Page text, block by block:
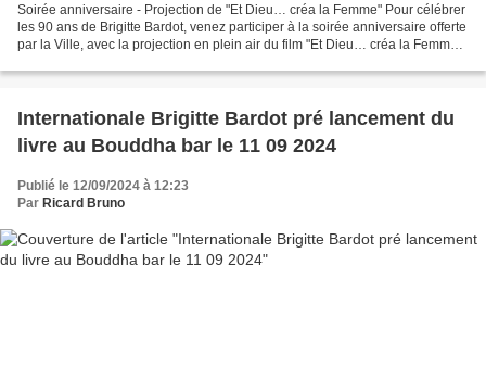
Soirée anniversaire - Projection de "Et Dieu… créa la Femme" Pour célébrer
les 90 ans de Brigitte Bardot, venez participer à la soirée anniversaire offerte
par la Ville, avec la projection en plein air du film "Et Dieu… créa la Femme",
Internationale Brigitte Bardot pré lancement du
livre au Bouddha bar le 11 09 2024
Publié le 12/09/2024 à 12:23
Par Ricard Bruno